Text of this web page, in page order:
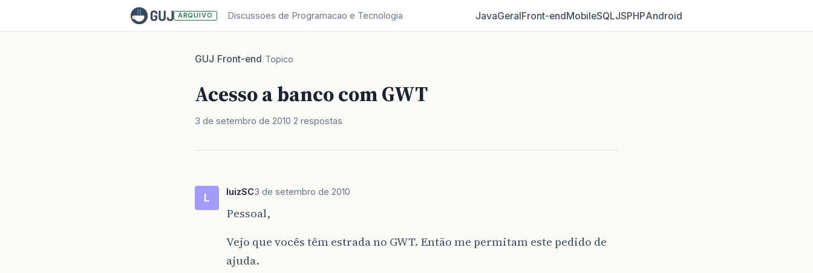
ARQUIVO Discussoes de Programacao e Tecnologia JavaGeralFront‑endMobileSQLJSPHPAndroid
GUJ/Front-end/Topico
Acesso a banco com GWT
3 de setembro de 2010 2 respostas
L luizSC3 de setembro de 2010
Pessoal,
Vejo que vocês têm estrada no GWT. Então me permitam este pedido de
ajuda.